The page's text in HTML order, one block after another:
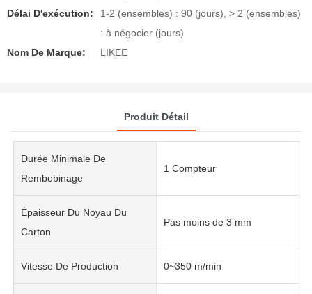
Délai D'exécution:
1-2 (ensembles) : 90 (jours), > 2 (ensembles)
: à négocier (jours)
Nom De Marque:
LIKEE
Produit Détail
Durée Minimale De
Rembobinage
1 Compteur
Épaisseur Du Noyau Du
Carton
Pas moins de 3 mm
Vitesse De Production 0~350 m/min